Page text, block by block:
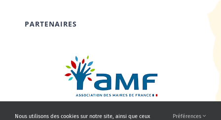
PARTENAIRES
Nous utilisons des cookies sur notre site, ainsi que ceux Préférences